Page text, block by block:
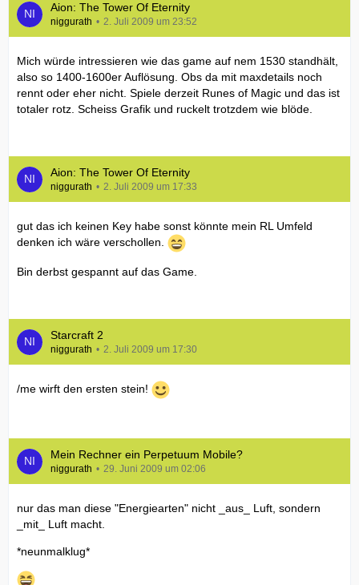
Aion: The Tower Of Eternity
niggurath 2. Juli 2009 um 23:52
Mich würde intressieren wie das game auf nem 1530 standhält,
also so 1400-1600er Auflösung. Obs da mit maxdetails noch
rennt oder eher nicht. Spiele derzeit Runes of Magic und das ist
totaler rotz. Scheiss Grafik und ruckelt trotzdem wie blöde.
Aion: The Tower Of Eternity
niggurath 2. Juli 2009 um 17:33
gut das ich keinen Key habe sonst könnte mein RL Umfeld
denken ich wäre verschollen.
Bin derbst gespannt auf das Game.
Starcraft 2
niggurath 2. Juli 2009 um 17:30
/me wirft den ersten stein!
Mein Rechner ein Perpetuum Mobile?
niggurath 29. Juni 2009 um 02:06
nur das man diese "Energiearten" nicht _aus_ Luft, sondern
_mit_ Luft macht.
*neunmalklug*